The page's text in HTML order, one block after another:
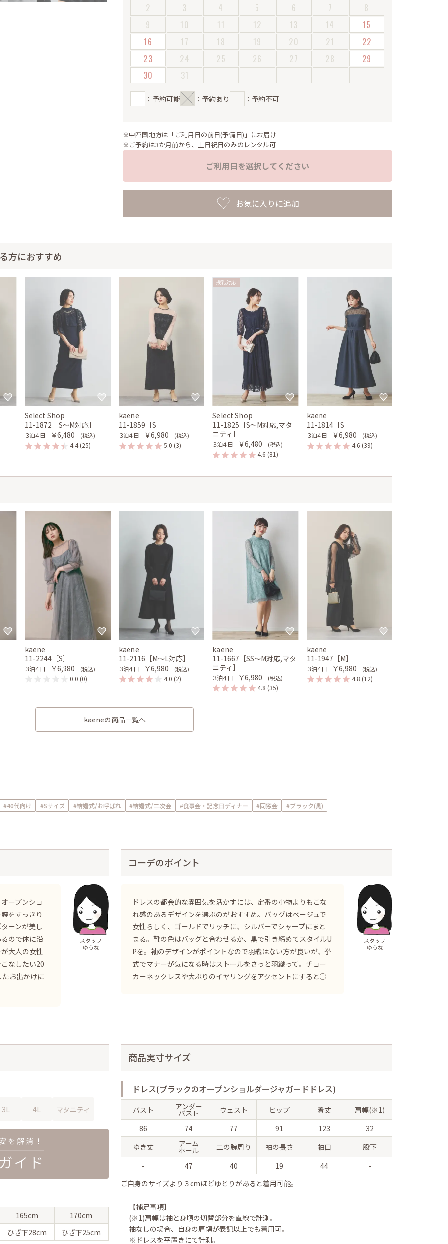
2
3 4 5 6 7
8
9
10 11 12 13 14
15
16
17 18 19 20 21
22
23
24 25 26 27 28
29
30
31
：予約可能 ：予約あり ：予約不可
※中四国地方は「ご利用日の前日(予備日)」にお届け
※ご予約は3か月前から、土日祝日のみのレンタル可
ご利用日を選択してください
お気に入りに追加
方におすすめ
Select Shop
11-1872［S〜M対応］
３泊４日 ￥6,480 (税込)
4.4 (25)
kaene
11-1859［S］
３泊４日 ￥6,980 (税込)
5.0 (3)
授乳対応
Select Shop
11-1825［S〜M対応,マタ
ニティ］
３泊４日 ￥6,480 (税込)
4.6 (81)
kaene
11-1814［S］
３泊４日 ￥6,980 (税込)
4.6 (39)
kaene
11-2244［S］
３泊４日 ￥6,980 (税込)
0.0 (0)
kaene
11-2116［M〜L対応］
３泊４日 ￥6,980 (税込)
4.0 (2)
kaene
11-1667［SS〜M対応,マタ
ニティ］
３泊４日 ￥6,980 (税込)
4.8 (35)
kaene
11-1947［M］
３泊４日 ￥6,980 (税込)
4.8 (12)
kaeneの商品一覧へ
#40代向け #Sサイズ #結婚式/お呼ばれ #結婚式/二次会 #食事会・記念日ディナー #同窓会 #ブラック(黒)
ープンショ
をすっきり
ーンが美し
ので体に沿
大人の女性
なしたい20
お出かけに
スタッフ
ゆうな
コーデのポイント
ドレスの都会的な雰囲気を活かすには、定番の小物よりもこな
れ感のあるデザインを選ぶのがおすすめ。バッグはベージュで
女性らしく、ゴールドでリッチに、シルバーでシャープにまと
まる。靴の色はバッグと合わせるか、黒で引き締めてスタイルU
Pを。袖のデザインがポイントなので羽織はない方が良いが、挙
式でマナーが気になる時はストールをさっと羽織って。チョー
カーネックレスや大ぶりのイヤリングをアクセントにすると◯
スタッフ
ゆうな
3L 4L マタニティ
165cm
170cm
ひざ下28cm ひざ下25cm
商品実寸サイズ
ドレス(ブラックのオープンショルダージャガードドレス)
バスト アンダー
バスト ウェスト ヒップ 着丈
肩幅(※1)
86
74 77 91 123
32
ゆき丈
アーム
ホール 二の腕周り 袖の長さ 袖口
股下
-
47 40 19 44
-
ご自身のサイズより３cmほどゆとりがあると着用可能。
【補足事項】
(※1)肩幅は袖と身頃の切替部分を直線で計測。
袖なしの場合、自身の肩幅が表記以上でも着用可。
※ドレスを平置きにて計測。